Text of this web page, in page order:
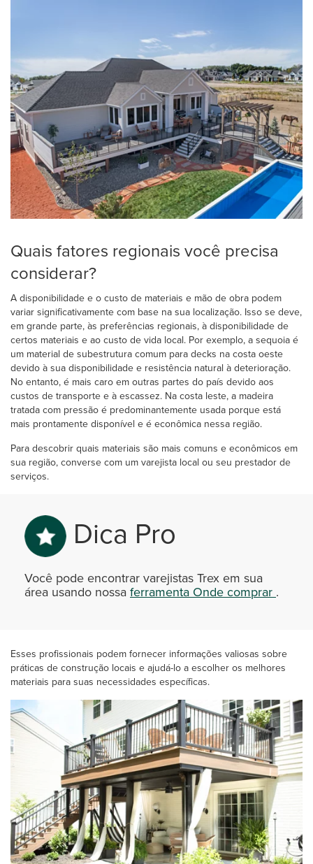
Quais fatores regionais você precisa
considerar?
A disponibilidade e o custo de materiais e mão de obra podem
variar significativamente com base na sua localização. Isso se deve,
em grande parte, às preferências regionais, à disponibilidade de
certos materiais e ao custo de vida local. Por exemplo, a sequoia é
um material de subestrutura comum para decks na costa oeste
devido à sua disponibilidade e resistência natural à deterioração.
No entanto, é mais caro em outras partes do país devido aos
custos de transporte e à escassez. Na costa leste, a madeira
tratada com pressão é predominantemente usada porque está
mais prontamente disponível e é econômica nessa região.
Para descobrir quais materiais são mais comuns e econômicos em
sua região, converse com um varejista local ou seu prestador de
serviços.
Dica Pro
Você pode encontrar varejistas Trex em sua
área usando nossaferramenta Onde comprar.
Esses profissionais podem fornecer informações valiosas sobre
práticas de construção locais e ajudá-lo a escolher os melhores
materiais para suas necessidades específicas.